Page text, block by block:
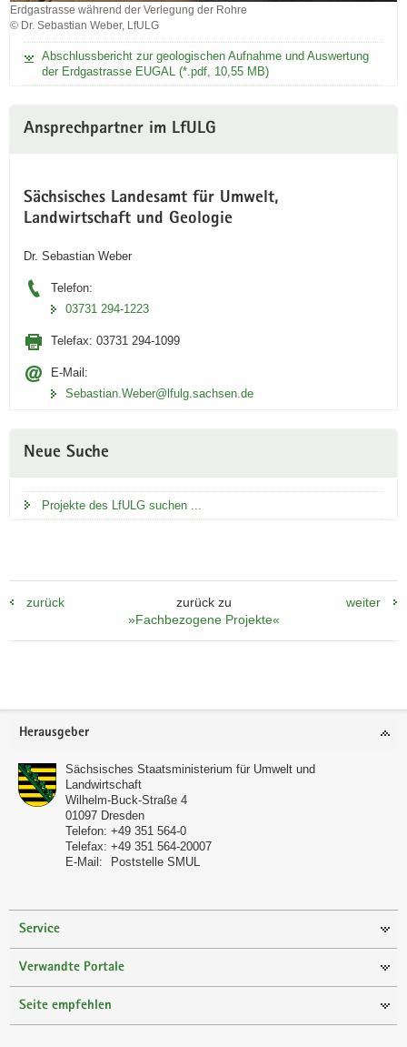
Erdgastrasse während der Verlegung der Rohre
© Dr. Sebastian Weber, LfULG
Erdgastrasse
während
Verlegung
Abschlussbericht zur geologischen Aufnahme und Auswertung
der Erdgastrasse EUGAL (*.pdf, 10,55 MB)
Ansprechpartner im LfULG
Sächsisches Landesamt für Umwelt,
Landwirtschaft und Geologie
Dr. Sebastian Weber
Telefon:
03731 294-1223
Telefax: 03731 294-1099
E-Mail:
Sebastian.Weber@lfulg.sachsen.de
Neue Suche
Projekte des LfULG suchen ...
zurück
zurück zu
»Fachbezogene Projekte«
weiter
Footer-
Herausgeber
Sächsisches Staatsministerium für Umwelt und
Landwirtschaft
Wilhelm-Buck-Straße 4
01097 Dresden
Telefon: +49 351 564-0
Telefax: +49 351 564-20007
E-Mail:
Poststelle SMUL
Service
Verwandte Portale
Seite empfehlen